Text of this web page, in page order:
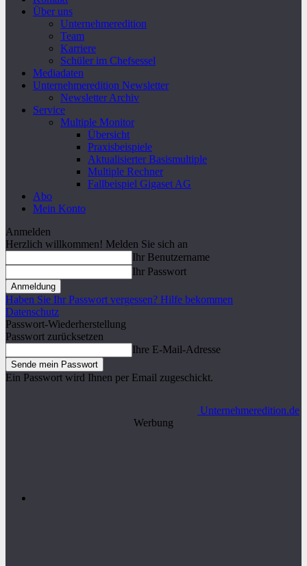
Über uns
Unternehmeredition
Team
Karriere
Schüler im Chefsessel
Mediadaten
Unternehmeredition Newsletter
Newsletter Archiv
Service
Multiple Monitor
Übersicht
Praxisbeispiele
Aktualisierter Basismultiple
Multiple Rechner
Fallbeispiel Gigaset AG
Abo
Mein Konto
Anmelden
Herzlich willkommen! Melden Sie sich an
Ihr Benutzername
Ihr Passwort
Haben Sie Ihr Passwort vergessen? Hilfe bekommen
Datenschutz
Passwort-Wiederherstellung
Passwort zurücksetzen
Ihre E-Mail-Adresse
Ein Passwort wird Ihnen per Email zugeschickt.
Unternehmeredition.de
Werbung